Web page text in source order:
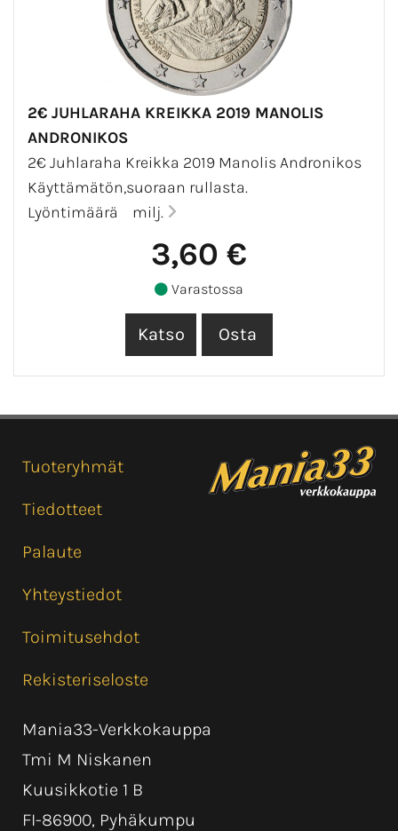
2€ JUHLARAHA KREIKKA 2019 MANOLIS
ANDRONIKOS
2€ Juhlaraha Kreikka 2019 Manolis Andronikos
Käyttämätön,suoraan rullasta.
Lyöntimäärä milj.
3,60 €
Varastossa
Tuoteryhmät
Tiedotteet
Palaute
Yhteystiedot
Toimitusehdot
Rekisteriseloste
Mania33-Verkkokauppa
Tmi M Niskanen
Kuusikkotie 1 B
FI-86900, Pyhäkumpu